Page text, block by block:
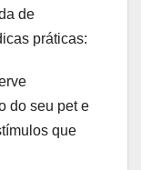
de
práticas:
do seu pet e
que